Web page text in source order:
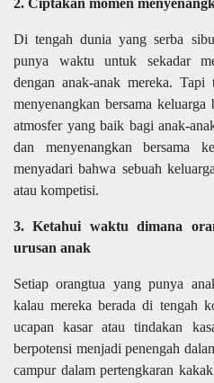
2. Ciptakan momen
Di tengah dunia yang serba
punya waktu untuk sekadar
dengan anak-anak mereka. Tapi
menyenangkan bersama
atmosfer yang baik bagi anak-
dan menyenangkan bersama
menyadari bahwa sebuah
atau kompetisi.
3. Ketahui waktu dimana
urusan anak
Setiap orangtua yang punya
kalau mereka berada di tengah
ucapan kasar atau tindakan
berpotensi menjadi penengah
campur dalam pertengkaran